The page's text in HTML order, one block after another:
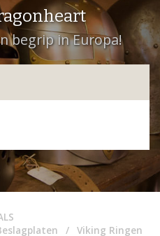
begrip in Europa!
Viking Ringen